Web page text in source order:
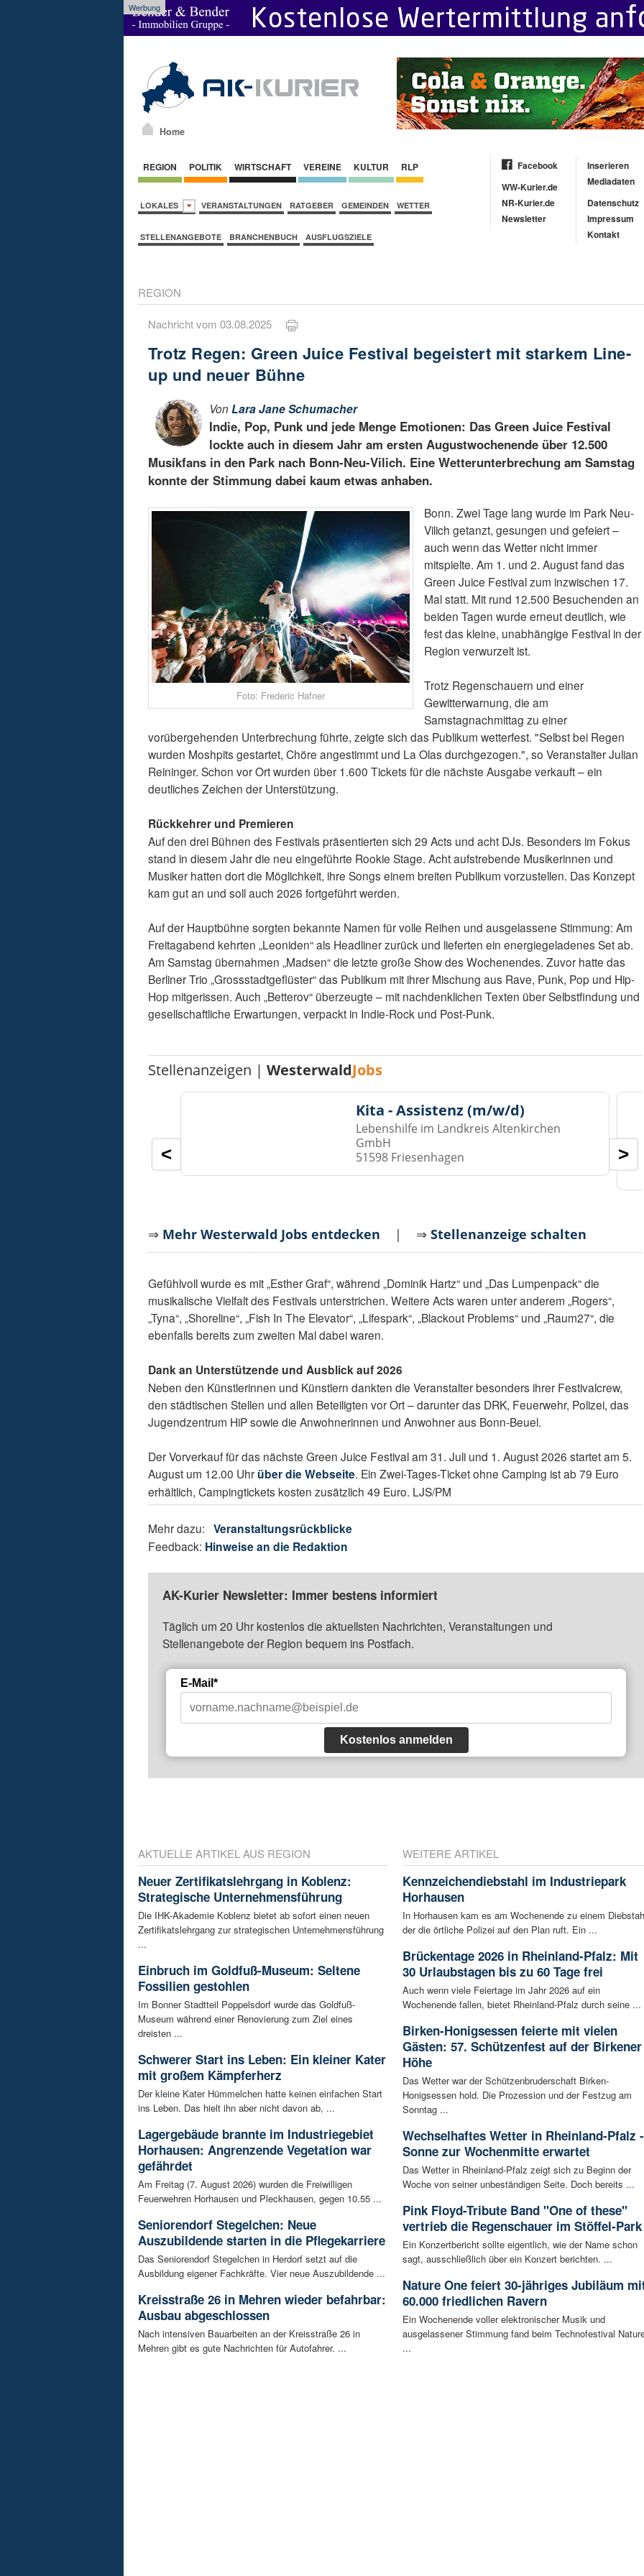
Werbung
Home
REGION POLITIK WIRTSCHAFT VEREINE KULTUR RLP
LOKALES VERANSTALTUNGEN RATGEBER GEMEINDEN WETTER
STELLENANGEBOTE BRANCHENBUCH AUSFLUGSZIELE
Facebook
WW-Kurier.de
NR-Kurier.de
Newsletter
Inserieren
Mediadaten
Datenschutz
Impressum
Kontakt
REGION
Nachricht vom 03.08.2025
Trotz Regen: Green Juice Festival begeistert mit starkem Line-
up und neuer Bühne
Von Lara Jane Schumacher
Indie, Pop, Punk und jede Menge Emotionen: Das Green Juice Festival
lockte auch in diesem Jahr am ersten Augustwochenende über 12.500
Musikfans in den Park nach Bonn-Neu-Vilich. Eine Wetterunterbrechung am Samstag
konnte der Stimmung dabei kaum etwas anhaben.
Foto: Frederic Hafner
Bonn. Zwei Tage lang wurde im Park Neu-
Vilich getanzt, gesungen und gefeiert –
auch wenn das Wetter nicht immer
mitspielte. Am 1. und 2. August fand das
Green Juice Festival zum inzwischen 17.
Mal statt. Mit rund 12.500 Besuchenden an
beiden Tagen wurde erneut deutlich, wie
fest das kleine, unabhängige Festival in der
Region verwurzelt ist.
Trotz Regenschauern und einer
Gewitterwarnung, die am
Samstagnachmittag zu einer
vorübergehenden Unterbrechung führte, zeigte sich das Publikum wetterfest. "Selbst bei Regen
wurden Moshpits gestartet, Chöre angestimmt und La Olas durchgezogen.", so Veranstalter Julian
Reininger. Schon vor Ort wurden über 1.600 Tickets für die nächste Ausgabe verkauft – ein
deutliches Zeichen der Unterstützung.
Rückkehrer und Premieren
Auf den drei Bühnen des Festivals präsentierten sich 29 Acts und acht DJs. Besonders im Fokus
stand in diesem Jahr die neu eingeführte Rookie Stage. Acht aufstrebende Musikerinnen und
Musiker hatten dort die Möglichkeit, ihre Songs einem breiten Publikum vorzustellen. Das Konzept
kam gut an und soll auch 2026 fortgeführt werden.
Auf der Hauptbühne sorgten bekannte Namen für volle Reihen und ausgelassene Stimmung: Am
Freitagabend kehrten „Leoniden“ als Headliner zurück und lieferten ein energiegeladenes Set ab.
Am Samstag übernahmen „Madsen“ die letzte große Show des Wochenendes. Zuvor hatte das
Berliner Trio „Grossstadtgeflüster“ das Publikum mit ihrer Mischung aus Rave, Punk, Pop und Hip-
Hop mitgerissen. Auch „Betterov“ überzeugte – mit nachdenklichen Texten über Selbstfindung und
gesellschaftliche Erwartungen, verpackt in Indie-Rock und Post-Punk.
Stellenanzeigen |WesterwaldJobs
Kita - Assistenz (m/w/d)
Lebenshilfe im Landkreis Altenkirchen
GmbH
51598 Friesenhagen
< >
⇒ Mehr Westerwald Jobs entdecken | ⇒Stellenanzeige schalten
Gefühlvoll wurde es mit „Esther Graf“, während „Dominik Hartz“ und „Das Lumpenpack“ die
musikalische Vielfalt des Festivals unterstrichen. Weitere Acts waren unter anderem „Rogers“,
„Tyna“, „Shoreline“, „Fish In The Elevator“, „Lifespark“, „Blackout Problems“ und „Raum27“, die
ebenfalls bereits zum zweiten Mal dabei waren.
Dank an Unterstützende und Ausblick auf 2026
Neben den Künstlerinnen und Künstlern dankten die Veranstalter besonders ihrer Festivalcrew,
den städtischen Stellen und allen Beteiligten vor Ort – darunter das DRK, Feuerwehr, Polizei, das
Jugendzentrum HiP sowie die Anwohnerinnen und Anwohner aus Bonn-Beuel.
Der Vorverkauf für das nächste Green Juice Festival am 31. Juli und 1. August 2026 startet am 5.
August um 12.00 Uhrüber die Webseite. Ein Zwei-Tages-Ticket ohne Camping ist ab 79 Euro
erhältlich, Campingtickets kosten zusätzlich 49 Euro. LJS/PM
Mehr dazu:Veranstaltungsrückblicke
Feedback: Hinweise an die Redaktion
AK-Kurier Newsletter: Immer bestens informiert
Täglich um 20 Uhr kostenlos die aktuellsten Nachrichten, Veranstaltungen und
Stellenangebote der Region bequem ins Postfach.
E-Mail*
Kostenlos anmelden
AKTUELLE ARTIKEL AUS REGION
Neuer Zertifikatslehrgang in Koblenz:
Strategische Unternehmensführung
Die IHK-Akademie Koblenz bietet ab sofort einen neuen
Zertifikatslehrgang zur strategischen Unternehmensführung
...
Einbruch im Goldfuß-Museum: Seltene
Fossilien gestohlen
Im Bonner Stadtteil Poppelsdorf wurde das Goldfuß-
Museum während einer Renovierung zum Ziel eines
dreisten ...
Schwerer Start ins Leben: Ein kleiner Kater
mit großem Kämpferherz
Der kleine Kater Hümmelchen hatte keinen einfachen Start
ins Leben. Das hielt ihn aber nicht davon ab, ...
Lagergebäude brannte im Industriegebiet
Horhausen: Angrenzende Vegetation war
gefährdet
Am Freitag (7. August 2026) wurden die Freiwilligen
Feuerwehren Horhausen und Pleckhausen, gegen 10.55 ...
Seniorendorf Stegelchen: Neue
Auszubildende starten in die Pflegekarriere
Das Seniorendorf Stegelchen in Herdorf setzt auf die
Ausbildung eigener Fachkräfte. Vier neue Auszubildende ...
Kreisstraße 26 in Mehren wieder befahrbar:
Ausbau abgeschlossen
Nach intensiven Bauarbeiten an der Kreisstraße 26 in
Mehren gibt es gute Nachrichten für Autofahrer. ...
WEITERE ARTIKEL
Kennzeichendiebstahl im Industriepark
Horhausen
In Horhausen kam es am Wochenende zu einem
der die örtliche Polizei auf den Plan ruft. Ein ...
Brückentage 2026 in Rheinland-Pfalz: Mit
30 Urlaubstagen bis zu 60 Tage frei
Auch wenn viele Feiertage im Jahr 2026 auf ein
Wochenende fallen, bietet Rheinland-Pfalz durch seine ...
Birken-Honigsessen feierte mit vielen
Gästen: 57. Schützenfest auf der Birkener
Höhe
Das Wetter war der Schützenbruderschaft Birken-
Honigsessen hold. Die Prozession und der Festzug am
Sonntag ...
Wechselhaftes Wetter in Rheinland-Pfalz -
Sonne zur Wochenmitte erwartet
Das Wetter in Rheinland-Pfalz zeigt sich zu Beginn der
Woche von seiner unbeständigen Seite. Doch bereits ...
Pink Floyd-Tribute Band "One of these"
vertrieb die Regenschauer im Stöffel-Park
Ein Konzertbericht sollte eigentlich, wie der Name schon
sagt, ausschließlich über ein Konzert berichten. ...
Nature One feiert 30-jähriges Jubiläum
60.000 friedlichen Ravern
Ein Wochenende voller elektronischer Musik und
ausgelassener Stimmung fand beim Technofestival
...